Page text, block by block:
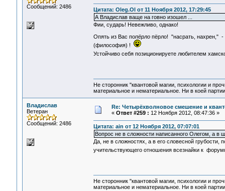
Сообщений: 2486
Цитата: Oleg.Ol от 11 Ноября 2012, 17:29:45
А Владислав ваще на говно изошел ...
Фии, сударь! Невежливо, однако!
Опять из Вас попёрлопёрло! "насрать, нахрен," -
(философия) !
Устойчиво себя позиционируете любителем
Не сторонник "квантовой магии, психологии и
материальное и нематериальное. Ни в коей
Владислав
Ветеран
Сообщений: 2486
Re: Четырёхволновое смешение и
« Ответ #259 : 12 Ноября 2012, 08:47:36 »
Цитата: ain от 12 Ноября 2012, 07:07:01
Вопрос не в сложности написанного Олегом, а в
Да, не в сложностях, а в его словесной грубости,
учительствующего отношения всезнайки к
Не сторонник "квантовой магии, психологии и
материальное и нематериальное. Ни в коей